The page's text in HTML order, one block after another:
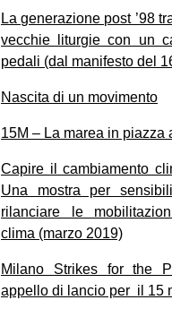
La generazione post ’98
vecchie liturgie con un
pedali (dal manifesto del
Nascita di un movimento
15M – La marea in piazza
Capire il cambiamento
Una mostra per
rilanciare le
clima (marzo 2019)
Milano Strikes for the
appello di lancio per il 15